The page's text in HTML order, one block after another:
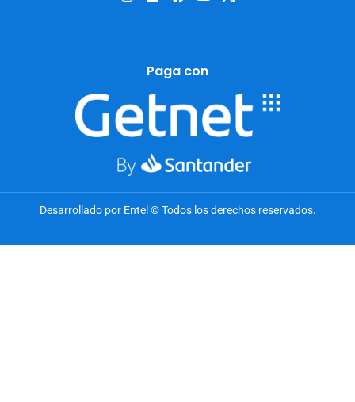
Paga con
Desarrollado por Entel © Todos los derechos reservados.